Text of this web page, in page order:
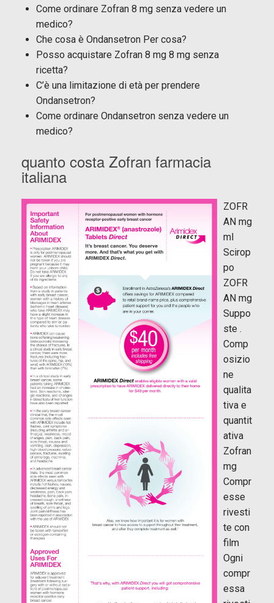
Come ordinare Zofran 8 mg senza vedere un
medico?
Che cosa è Ondansetron Per cosa?
Posso acquistare Zofran 8 mg 8 mg senza
ricetta?
C’è una limitazione di età per prendere
Ondansetron?
Come ordinare Ondansetron senza vedere un
medico?
quanto costa Zofran farmacia
italiana
ZOFR
AN mg
ml
Scirop
po
ZOFR
AN mg
Suppo
ste .
Comp
osizio
ne
qualita
tiva e
quantit
ativa
Zofran
mg
Compr
esse
rivesti
te con
film
Ogni
compr
essa